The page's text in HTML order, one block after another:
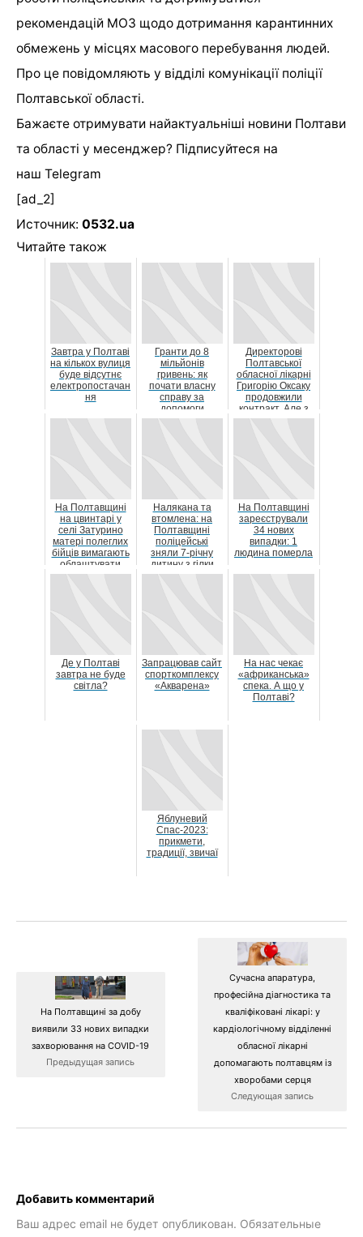
рекомендацій МОЗ щодо дотримання карантинних
обмежень у місцях масового перебування людей.
Про це повідомляють у відділі комунікації поліції
Полтавської області.
Бажаєте отримувати найактуальніші новини Полтави
та області у месенджер? Підписуйтеся на
наш Telegram
[ad_2]
Источник: 0532.ua
Читайте також
Завтра у Полтаві
на кількох вулиця
буде відсутнє
електропостачан
ня
Гранти до 8
мільйонів
гривень: як
почати власну
справу за
допомоги
держави?
Директорові
Полтавської
обласної лікарні
Григорію Оксаку
продовжили
контракт. Але з
однією умовою
На Полтавщині
на цвинтарі у
селі Затурино
матері полеглих
бійців вимагають
облаштувати
Алею Героїв
Налякана та
втомлена: на
Полтавщині
поліцейські
зняли 7-річну
дитину з гілки
дерева
На Полтавщині
зареєстрували
34 нових
випадки: 1
людина померла
Де у Полтаві
завтра не буде
світла?
Запрацював сайт
спорткомплексу
«Акварена»
На нас чекає
«африканська»
спека. А що у
Полтаві?
Яблуневий
Спас-2023:
прикмети,
традиції, звичаї
На Полтавщині за добу
виявили 33 нових випадки
захворювання на COVID-19
Предыдущая запись
Сучасна апаратура,
професійна діагностика та
кваліфіковані лікарі: у
кардіологічному відділенні
обласної лікарні
допомагають полтавцям із
хворобами серця
Следующая запись
Добавить комментарий
Ваш адрес email не будет опубликован. Обязательные